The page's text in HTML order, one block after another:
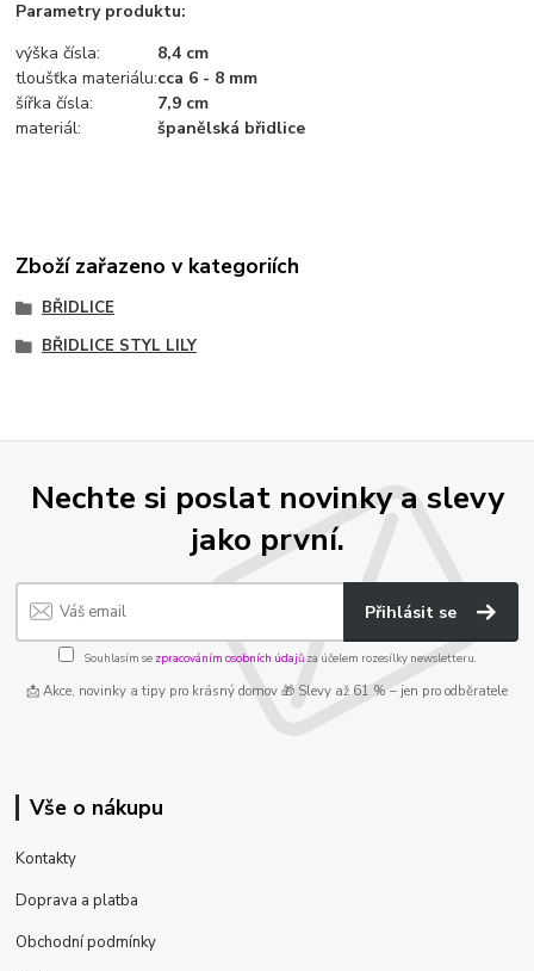
Parametry produktu:
výška čísla:
8,4 cm
tloušťka materiálu:cca 6 - 8 mm
šířka čísla:
7,9 cm
materiál:
španělská břidlice
Zboží zařazeno v kategoriích
BŘIDLICE
BŘIDLICE STYL LILY
Nechte si poslat novinky a slevy
jako první.
Přihlásit se
Souhlasím se zpracováním osobních údajůza účelem rozesílky newsletteru.
📩 Akce, novinky a tipy pro krásný domov 🎁 Slevy až 61 % – jen pro odběratele
Vše o nákupu
Kontakty
Doprava a platba
Obchodní podmínky